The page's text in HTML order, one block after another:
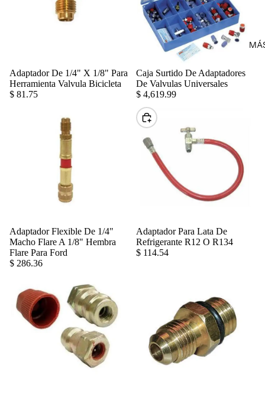
Agregar
Adaptador De 1/4" X 1/8" Para
Herramienta Valvula Bicicleta
$ 81.75
Caja Surtido De Adaptadores
De Valvulas Universales
$ 4,619.99
Agregar
Adaptador Flexible De 1/4"
Macho Flare A 1/8" Hembra
Flare Para Ford
$ 286.36
Elegir
Adaptador Para Lata De
Refrigerante R12 O R134
$ 114.54